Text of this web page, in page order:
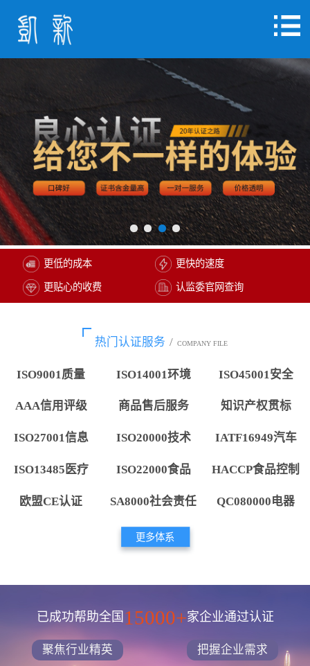
更低的成本 更快的速度
更贴心的收费 认监委官网查询
热门认证服务 / COMPANY FILE
ISO9001质量 ISO14001环境 ISO45001安全
AAA信用评级 商品售后服务 知识产权贯标
ISO27001信息 ISO20000技术 IATF16949汽车
ISO13485医疗 ISO22000食品 HACCP食品控制
欧盟CE认证 SA8000社会责任 QC080000电器
更多体系
已成功帮助全国 15000+家企业通过认证
聚焦行业精英 把握企业需求